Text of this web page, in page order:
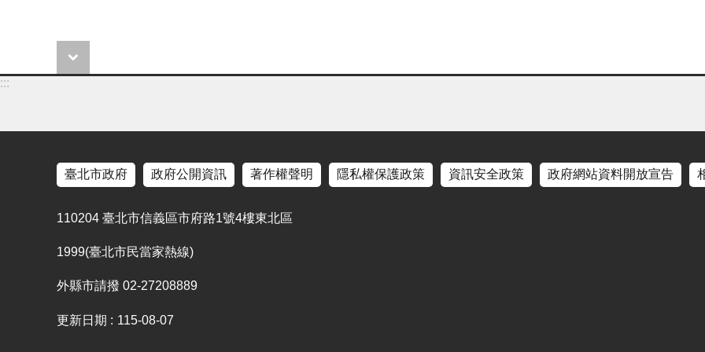
:::
臺北市政府 政府公開資訊 著作權聲明 隱私權保護政策 資訊安全政策 政府網站資料開放宣告
110204 臺北市信義區市府路1號4樓東北區
1999(臺北市民當家熱線)
外縣市請撥 02-27208889
更新日期 115-08-07